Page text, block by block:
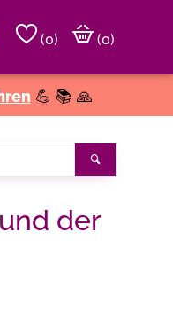
(0)
(0)
💪 📚 🙏
der